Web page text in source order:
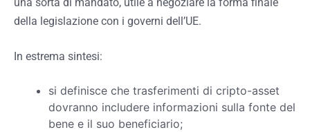
della legislazione con i governi dell’UE.
In estrema sintesi:
si definisce che trasferimenti di cripto-asset
dovranno includere informazioni sulla fonte del
bene e il suo beneficiario;